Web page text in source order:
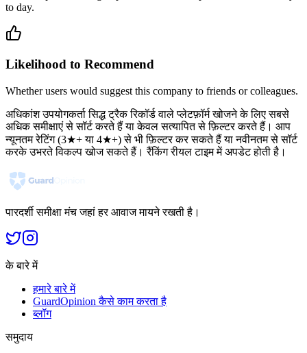
to day.
Likelihood to Recommend
Whether users would suggest this company to friends or colleagues.
अधिकांश उपयोगकर्ता सिद्ध ट्रैक रिकॉर्ड वाले प्लेटफ़ॉर्म खोजने के लिए सबसे
अधिक समीक्षाएं से सॉर्ट करते हैं या केवल सत्यापित से फ़िल्टर करते हैं। आप
न्यूनतम रेटिंग (3★+ या 4★+) से भी फ़िल्टर कर सकते हैं या नवीनतम से सॉर्ट
करके उभरते विकल्प खोज सकते हैं। रैंकिंग रीयल टाइम में अपडेट होती है।
पारदर्शी समीक्षा मंच जहां हर आवाज मायने रखती है।
के बारे में
हमारे बारे में
GuardOpinion कैसे काम करता है
ब्लॉग
समुदाय